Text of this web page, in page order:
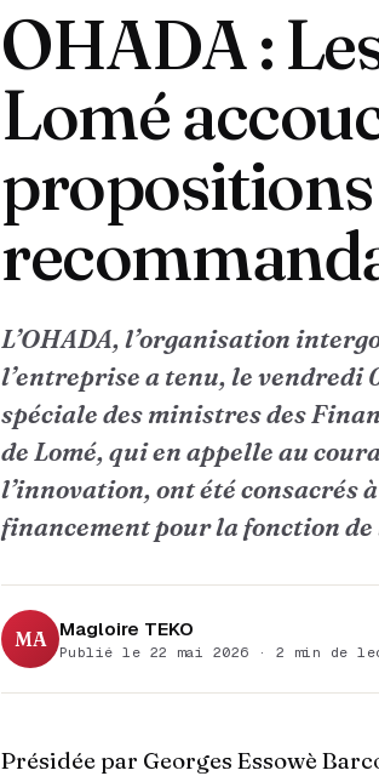
OHADA :
Lomé
L’OHADA, l’organisation
l’entreprise a tenu, le vendredi
spéciale des ministres des
de Lomé, qui en appelle au
l’innovation, ont été consacrés
financement pour la fonction
MA Magloire TEKO
Publié le 22 mai 2026 · 2 min de
Présidée par Georges Essowè